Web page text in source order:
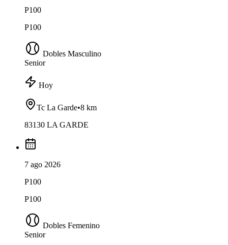
P100
P100
Dobles Masculino
Senior
Hoy
Tc La Garde•8 km
83130 LA GARDE
7 ago 2026
P100
P100
Dobles Femenino
Senior